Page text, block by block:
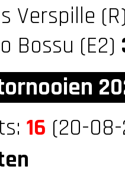
Verspille
Bossu (E2)
16 (20-